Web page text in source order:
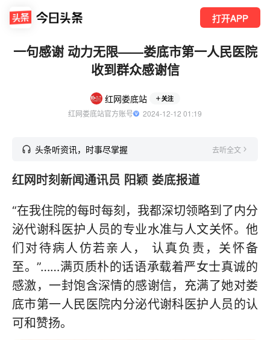
打开APP
一句感谢 动力无限——娄底市第一人民医院
收到群众感谢信
红网娄底站 关注
红网娄底站官方账号
  2024-12-12 01:19
头条听资讯，时事尽掌握 去听全文
红网时刻新闻通讯员 阳颖 娄底报道
“在我住院的每时每刻，我都深切领略到了内分
泌代谢科医护人员的专业水准与人文关怀。他
们对待病人仿若亲人， 认真负责，关怀备
至。”……满页质朴的话语承载着严女士真诚的
感激，一封饱含深情的感谢信，充满了她对娄
底市第一人民医院内分泌代谢科医护人员的认
可和赞扬。